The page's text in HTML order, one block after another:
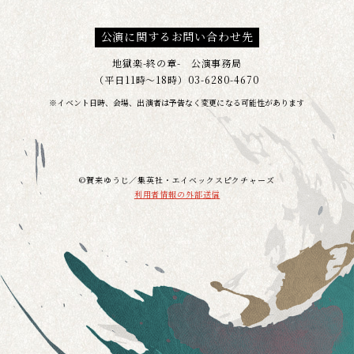
公演に関するお問い合わせ先
地獄楽-終の章- 公演事務局
（平日11時～18時）03-6280-4670
※イベント日時、会場、出演者は予告なく変更になる可能性があります
t
e
r
s
e
o
o
k
s
h
e
r
©賀来ゆうじ／集英社・エイベックスピクチャーズ
利用者情報の外部送信